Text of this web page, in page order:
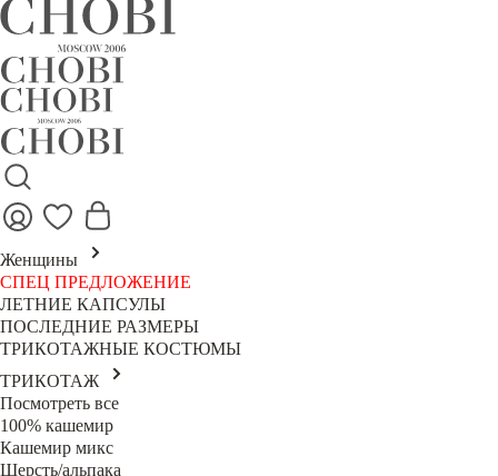
Женщины
СПЕЦ ПРЕДЛОЖЕНИЕ
ЛЕТНИЕ КАПСУЛЫ
ПОСЛЕДНИЕ РАЗМЕРЫ
ТРИКОТАЖНЫЕ КОСТЮМЫ
ТРИКОТАЖ
Посмотреть все
100% кашемир
Кашемир микс
Шерсть/альпака